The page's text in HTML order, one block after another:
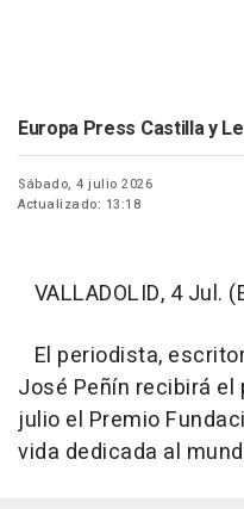
Europa Press Castilla y
Sábado, 4 julio 2026
Actualizado: 13:18
VALLADOLID, 4 Jul.
El periodista,
José Peñín recibirá
julio el Premio
vida dedicada al